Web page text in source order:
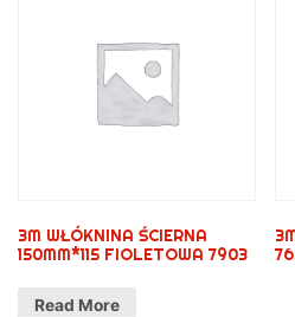
3M WŁÓKNINA ŚCIERNA
150MM*115 FIOLETOWA 7903
Read More